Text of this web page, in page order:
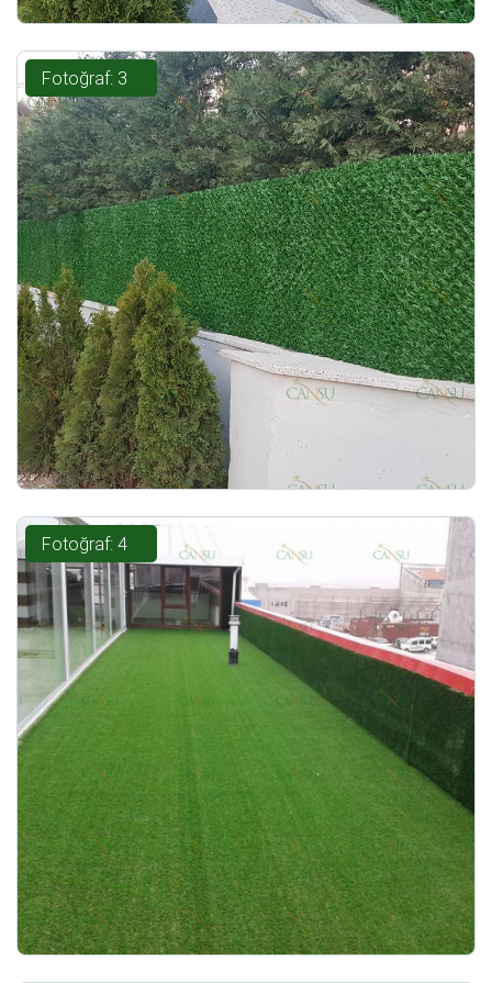
Fotoğraf: 3
Fotoğraf: 4